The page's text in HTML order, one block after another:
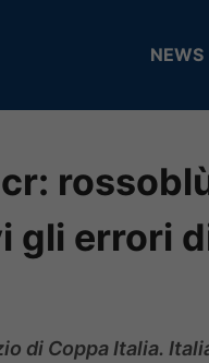
NEWS
gli errori
di Coppa Italia.